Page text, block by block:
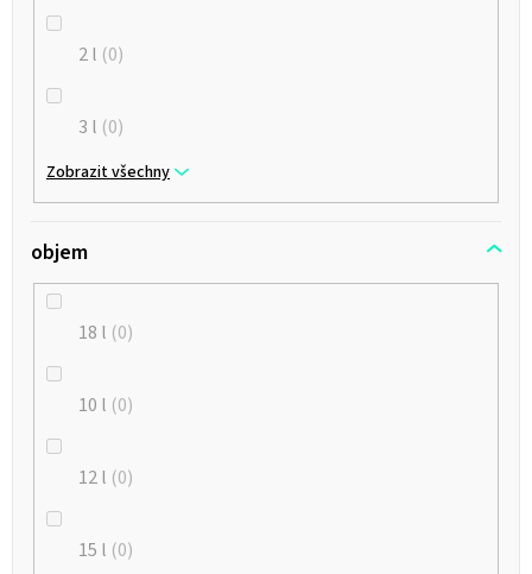
2 l 0
3 l 0
Zobrazit všechny
objem
18 l 0
10 l 0
12 l 0
15 l 0